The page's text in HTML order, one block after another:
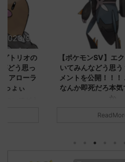
2023/9/8
トリオの
どう思っ
アローラ
っょぃ
【ポケモンSV】エ
いてみんなどう思う
メントを公開！！！
なんか即死だろ本
か
う思ってる？ 初めの記